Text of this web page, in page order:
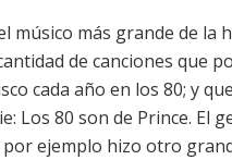
músico más grande de la
de canciones que
cada año en los 80; y
Los 80 son de Prince. El
por ejemplo hizo otro